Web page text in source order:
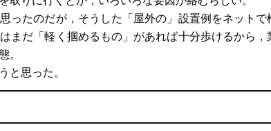
たのだが，そうした「屋外の」設置例をネットで
まだ「軽く掴めるもの」があれば十分歩けるから
。
と思った。